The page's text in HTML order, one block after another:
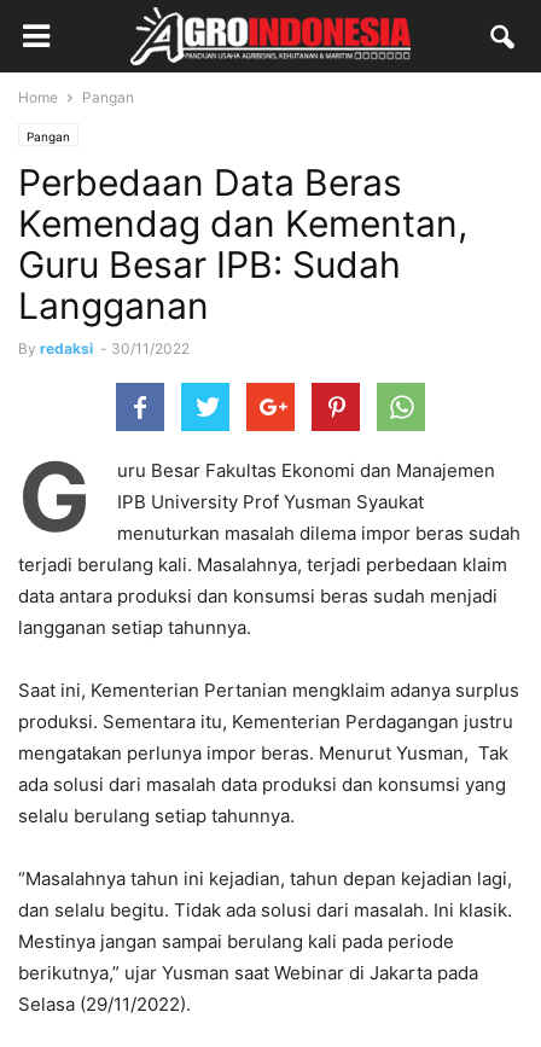
Home Pangan
Pangan
Perbedaan Data Beras
Kemendag dan Kementan,
Guru Besar IPB: Sudah
Langganan
By redaksi - 30/11/2022
G
uru Besar Fakultas Ekonomi dan Manajemen
IPB University Prof Yusman Syaukat
menuturkan masalah dilema impor beras sudah
terjadi berulang kali. Masalahnya, terjadi perbedaan klaim
data antara produksi dan konsumsi beras sudah menjadi
langganan setiap tahunnya.
Saat ini, Kementerian Pertanian mengklaim adanya surplus
produksi. Sementara itu, Kementerian Perdagangan justru
mengatakan perlunya impor beras. Menurut Yusman, Tak
ada solusi dari masalah data produksi dan konsumsi yang
selalu berulang setiap tahunnya.
“Masalahnya tahun ini kejadian, tahun depan kejadian lagi,
dan selalu begitu. Tidak ada solusi dari masalah. Ini klasik.
Mestinya jangan sampai berulang kali pada periode
berikutnya,” ujar Yusman saat Webinar di Jakarta pada
Selasa (29/11/2022).